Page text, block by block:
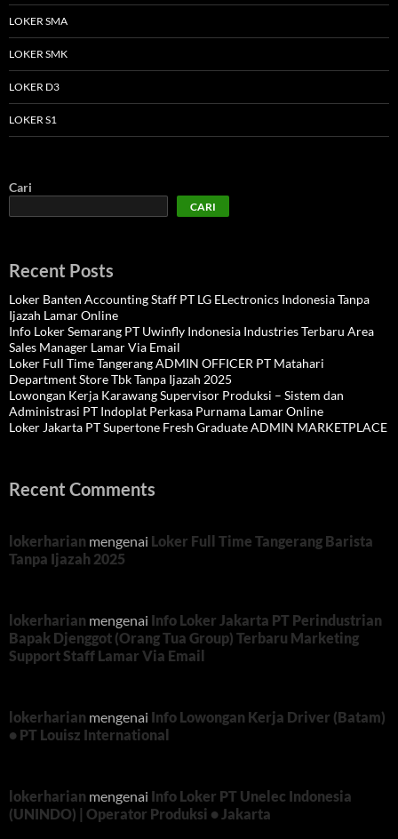
LOKER SMA
LOKER SMK
LOKER D3
LOKER S1
Cari
CARI
Recent Posts
Loker Banten Accounting Staff PT LG ELectronics Indonesia Tanpa
Ijazah Lamar Online
Info Loker Semarang PT Uwinfly Indonesia Industries Terbaru Area
Sales Manager Lamar Via Email
Loker Full Time Tangerang ADMIN OFFICER PT Matahari
Department Store Tbk Tanpa Ijazah 2025
Lowongan Kerja Karawang Supervisor Produksi – Sistem dan
Administrasi PT Indoplat Perkasa Purnama Lamar Online
Loker Jakarta PT Supertone Fresh Graduate ADMIN MARKETPLACE
Recent Comments
lokerharian mengenai Loker Full Time Tangerang Barista
Tanpa Ijazah 2025
lokerharian mengenai Info Loker Jakarta PT Perindustrian
Bapak Djenggot (Orang Tua Group) Terbaru Marketing
Support Staff Lamar Via Email
lokerharian mengenai Info Lowongan Kerja Driver (Batam)
• PT Louisz International
lokerharian mengenai Info Loker PT Unelec Indonesia
(UNINDO) | Operator Produksi • Jakarta